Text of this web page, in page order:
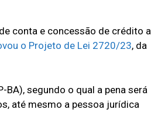
conta e concessão de crédito a
o Projeto de Lei 2720/23, da
segundo o qual a pena será
até mesmo a pessoa jurídica